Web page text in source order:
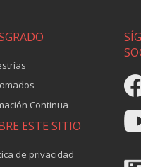
Continua
ESTE SITIO
de privacidad